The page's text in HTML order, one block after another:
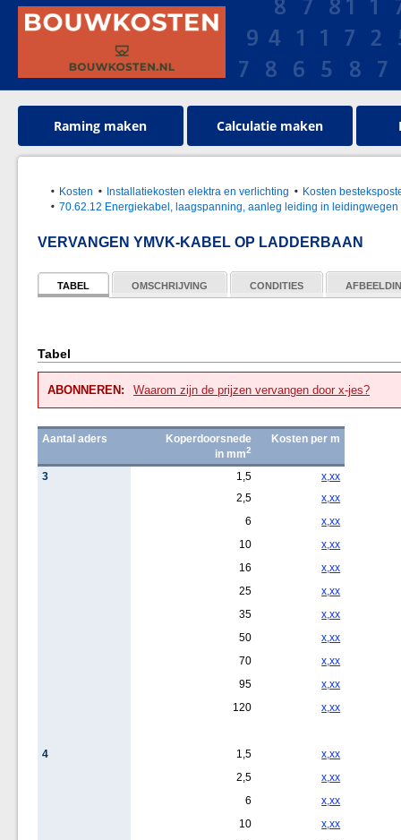
Raming maken Calculatie maken
Kosten Installatiekosten elektra en verlichting
Kosten
70.62.12 Energiekabel, laagspanning, aanleg leiding in leidingwegen
VERVANGEN YMVK-KABEL OP LADDERBAAN
TABEL OMSCHRIJVING CONDITIES
Tabel
ABONNEREN: Waarom zijn de prijzen vervangen door x-jes?
Aantal aders
Koperdoorsnede
in mm2
Kosten per m
3 1,5
x,xx
2,5
x,xx
6
x,xx
10
x,xx
16
x,xx
25
x,xx
35
x,xx
50
x,xx
70
x,xx
95
x,xx
120
x,xx
4 1,5
x,xx
2,5
x,xx
6
x,xx
10
x,xx